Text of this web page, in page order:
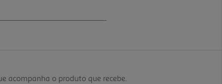
acompanha o produto que recebe.